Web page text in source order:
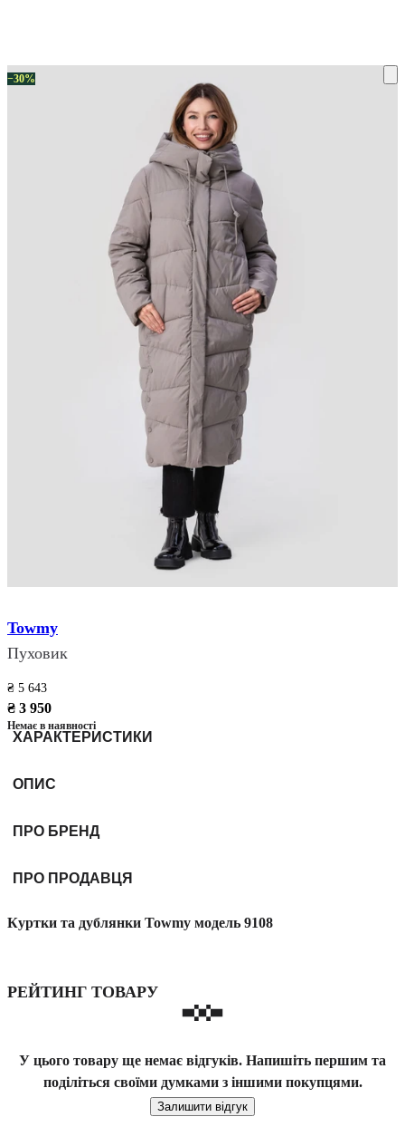
−30%
Towmy
Пуховик
₴ 5 643
₴ 3 950
Немає в наявності
ХАРАКТЕРИСТИКИ
ОПИС
ПРО БРЕНД
ПРО ПРОДАВЦЯ
Куртки та дублянки Towmy модель 9108
РЕЙТИНГ ТОВАРУ
У цього товару ще немає відгуків. Напишіть першим та
поділіться своїми думками з іншими покупцями.
Залишити відгук